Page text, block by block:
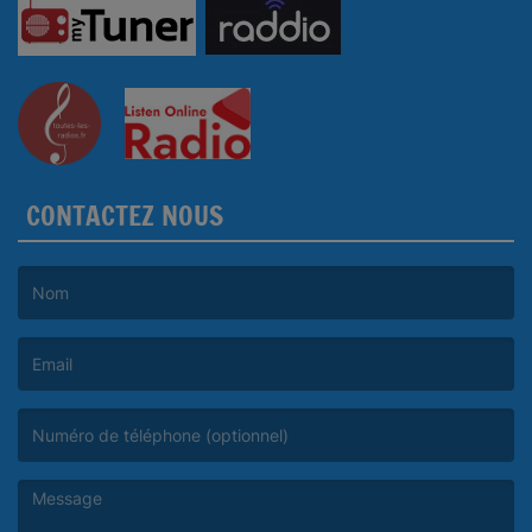
CONTACTEZ NOUS